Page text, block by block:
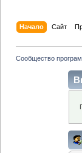
Начало Сайт
Сообщество